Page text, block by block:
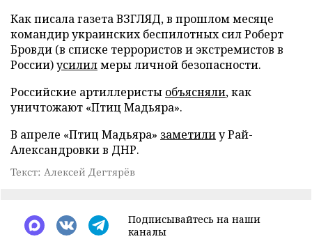
Как писала газета ВЗГЛЯД, в прошлом месяце
командир украинских беспилотных сил Роберт
Бровди (в списке террористов и экстремистов в
России)усилилмеры личной безопасности.
Российские артиллеристы объясняли, как
уничтожают «Птиц Мадьяра».
В апреле «Птиц Мадьяра» заметилиу Рай-
Александровки в ДНР.
Текст: Алексей Дегтярёв
Подписывайтесь на наши
каналы